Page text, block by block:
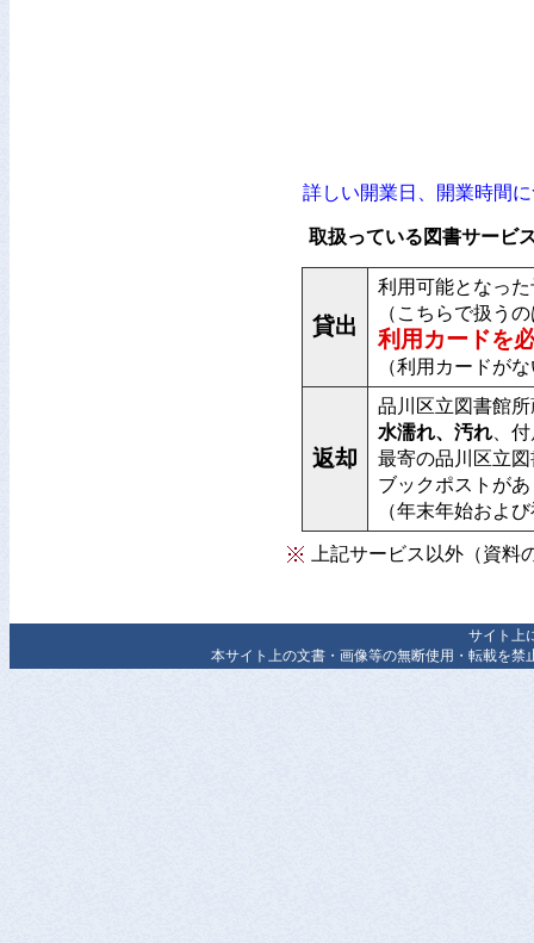
詳しい開業日、開業時間
取扱っている図書サービ
貸出
利用可能となっ
（こちらで扱う
利用カードを
（利用カードが
返却
品川区立図書館
水濡れ、汚れ、付
最寄の品川区立
ブックポストが
（年末年始およ
上記サービス以外（資
サイト上
本サイト上の文書・画像等の無断使用・転載を